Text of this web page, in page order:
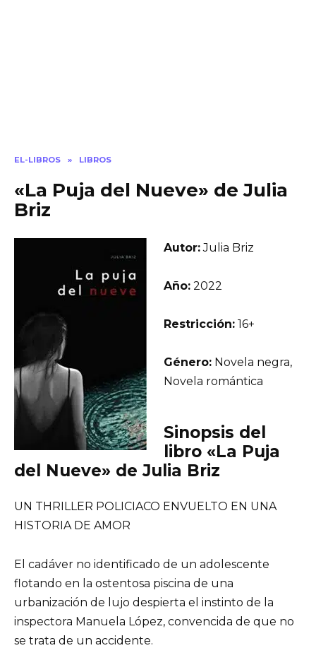
EL-LIBROS » LIBROS
«La Puja del Nueve» de Julia
Briz
Autor:Julia Briz
Año: 2022
Restricción: 16+
Género: Novela negra,
Novela romántica
Sinopsis del
libro «La Puja
del Nueve» de Julia Briz
UN THRILLER POLICIACO ENVUELTO EN UNA
HISTORIA DE AMOR
El cadáver no identificado de un adolescente
flotando en la ostentosa piscina de una
urbanización de lujo despierta el instinto de la
inspectora Manuela López, convencida de que no
se trata de un accidente.